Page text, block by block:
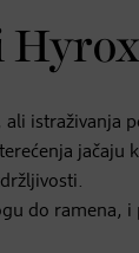
istraživanja
jačaju
do